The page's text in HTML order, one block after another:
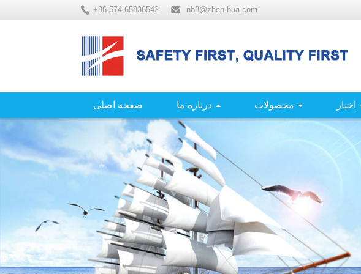
+86-574-65836542 nb8@zhen-hua.com
صفحه اصلی درباره ما محصولات اخبار